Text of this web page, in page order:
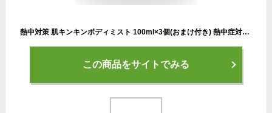
熱中対策 肌キンキンボディミスト 100ml×3個(おまけ付き) 熱中症対策に 冷感スプレー 身体に直接スプレーするタイプ 肌冷感持続約30分 【Amazon.co.jp限定】
この商品をサイトでみる